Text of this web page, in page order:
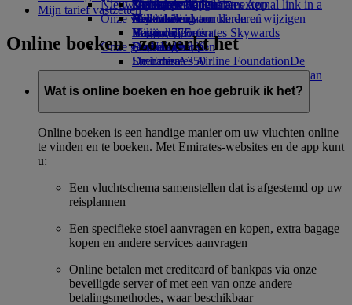
luchthaven Opens an external link in a
new tab
Drankjes
Onze vloot
Boeing 777
Emirates A380
Emirates A350
Emirates Executive
Stoelindelingen
Kinderspeelgoed
Activiteiten voor kinderen
Duurzame activiteiten
Milieubeleid
Milieurapporten
Onze gemeenschappen
De Emirates Airline FoundationDe
Emirates Airline Foundation Opens an
external link in a new tab
Nieuwste bestemmingen
Helsinki
Hangzhou
Da Nang
Shenzhen
Siem Reap
Skywards Rail
Mijlencalculator
Log in bij Emirates Skywards
Skywards+
Mobiel en de Emirates App
Een boeking annuleren of wijzigen
Verstoorde reis
Over Emirates
Mijn tarief vastzetten
Online boeken - zo werkt het
Wat is online boeken en hoe gebruik ik het?
Online boeken is een handige manier om uw vluchten online
te vinden en te boeken. Met Emirates-websites en de app kunt
u:
Een vluchtschema samenstellen dat is afgestemd op uw
reisplannen
Een specifieke stoel aanvragen en kopen, extra bagage
kopen en andere services aanvragen
Online betalen met creditcard of bankpas via onze
beveiligde server of met een van onze andere
betalingsmethodes, waar beschikbaar